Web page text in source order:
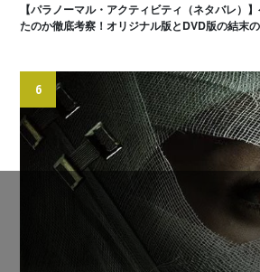
【パラノーマル・アクティビティ（ネタバレ）
たのか徹底考察！オリジナル版とDVD版の結末
6